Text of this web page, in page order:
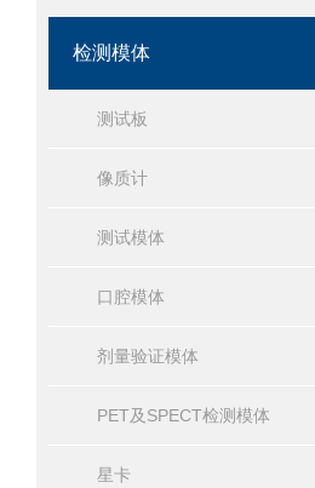
检测模体
测试板
像质计
测试模体
口腔模体
剂量验证模体
PET及SPECT检测模体
星卡